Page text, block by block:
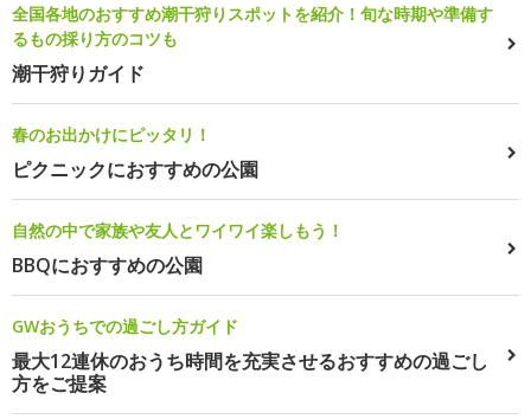
全国各地のおすすめ潮干狩りスポットを紹介！旬な時期や準備す
るもの採り方のコツも
潮干狩りガイド
春のお出かけにピッタリ！
ピクニックにおすすめの公園
自然の中で家族や友人とワイワイ楽しもう！
BBQにおすすめの公園
GWおうちでの過ごし方ガイド
最大12連休のおうち時間を充実させるおすすめの過ごし
方をご提案